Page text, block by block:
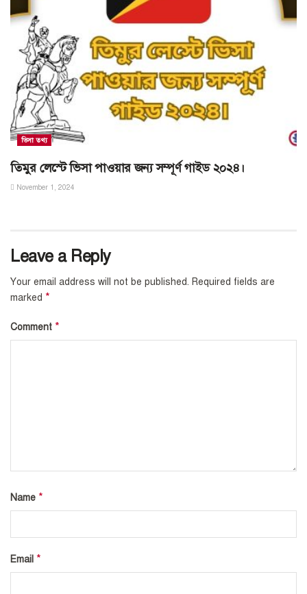
ভিসা তথ্য
তিমুর লেস্টে ভিসা পাওয়ার জন্য সম্পূর্ণ গাইড ২০২৪।
November 1, 2024
Leave a Reply
Your email address will not be published. Required fields are
marked *
Comment *
Name *
Email *